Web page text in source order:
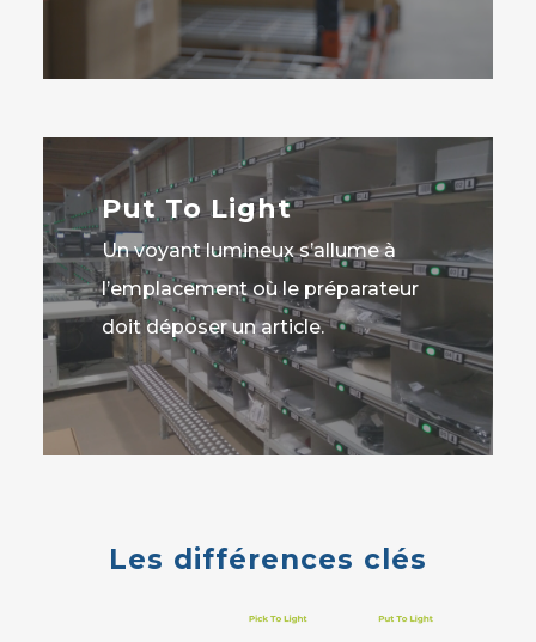
Put To Light
Un voyant lumineux s’allume à
l’emplacement où le préparateur
doit déposer un article.
Les différences clés